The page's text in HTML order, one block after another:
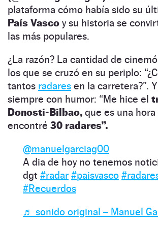
plataforma cómo había sido su
País Vasco y su historia se
las más populares.
¿La razón? La cantidad de
los que se cruzó en su periplo:
tantos radares en la carretera?”.
siempre con humor: “Me hice el
Donosti-Bilbao, que es una hora
encontré 30 radares”.
@manuelgarciag00
A dia de hoy no tenemos
dgt #radar #paisvasco
#Recuerdos
♬ sonido original – Manuel